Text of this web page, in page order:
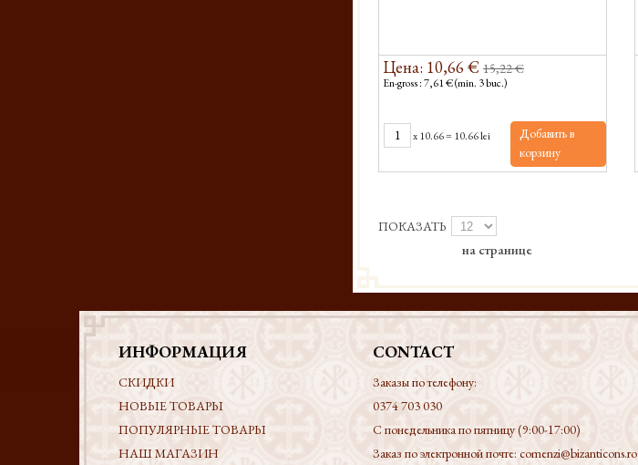
Цена: 10,66 € 15,22 €
En-gross : 7,61 € (min. 3 buc.)
x10.66= 10.66 lei
Добавить в
корзину
ПОКАЗАТЬ
на странице
ИНФОРМАЦИЯ
СКИДКИ
НОВЫЕ ТОВАРЫ
ПОПУЛЯРНЫЕ ТОВАРЫ
НАШ МАГАЗИН
CONTACT
Заказы по телефону:
0374 703 030
С понедельника по пятницу (9:00-17:00)
Заказ по электронной почте: comenzi@bizanticons.ro